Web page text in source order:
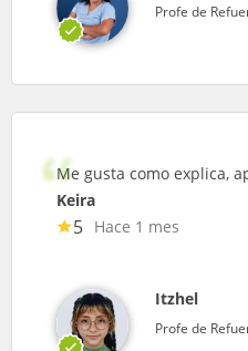
Profe de
Me gusta como explica,
Keira
5 Hace 1 mes
Itzhel
Profe de